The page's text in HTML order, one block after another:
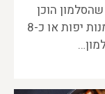
הוכן
שלי מרכיבים (לכ-5-6 מנות יפות או כ-8